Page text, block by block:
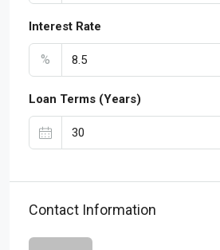
Interest Rate
%
Loan Terms (Years)
Contact Information